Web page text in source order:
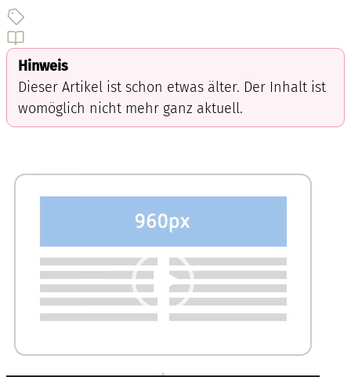
Hinweis
Dieser Artikel ist schon etwas älter. Der Inhalt ist
womöglich nicht mehr ganz aktuell.